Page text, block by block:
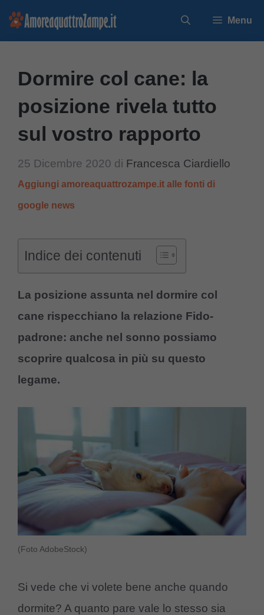
Vai
Menu
Dormire col cane: la
posizione rivela tutto
sul vostro rapporto
25 Dicembre 2020 di Francesca Ciardiello
Aggiungi amoreaquattrozampe.it alle fonti di
google news
Indice dei contenuti
La posizione assunta nel dormire col
cane rispecchiano la relazione Fido-
padrone: anche nel sonno possiamo
scoprire qualcosa in più su questo
legame.
(Foto AdobeStock)
Si vede che vi volete bene anche quando
dormite? A quanto pare vale lo stesso sia